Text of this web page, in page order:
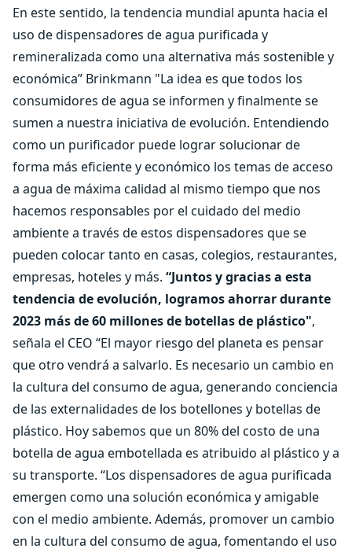
En este sentido, la tendencia mundial apunta hacia el
uso de dispensadores de agua purificada y
remineralizada como una alternativa más sostenible y
económica” Brinkmann "La idea es que todos los
consumidores de agua se informen y finalmente se
sumen a nuestra iniciativa de evolución. Entendiendo
como un purificador puede lograr solucionar de
forma más eficiente y económico los temas de acceso
a agua de máxima calidad al mismo tiempo que nos
hacemos responsables por el cuidado del medio
ambiente a través de estos dispensadores que se
pueden colocar tanto en casas, colegios, restaurantes,
empresas, hoteles y más. “Juntos y gracias a esta
tendencia de evolución, logramos ahorrar durante
2023 más de 60 millones de botellas de plástico",
señala el CEO “El mayor riesgo del planeta es pensar
que otro vendrá a salvarlo. Es necesario un cambio en
la cultura del consumo de agua, generando conciencia
de las externalidades de los botellones y botellas de
plástico. Hoy sabemos que un 80% del costo de una
botella de agua embotellada es atribuido al plástico y a
su transporte. “Los dispensadores de agua purificada
emergen como una solución económica y amigable
con el medio ambiente. Además, promover un cambio
en la cultura del consumo de agua, fomentando el uso